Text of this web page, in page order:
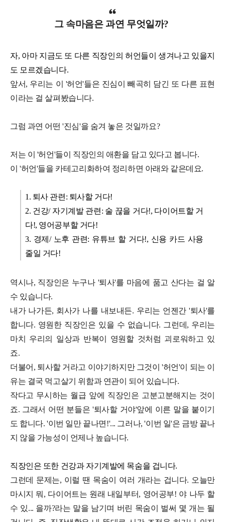
그 속마음은 과연 무엇일까?
자, 아마 지금도 또 다른 직장인의 허언들이 생겨나고 있을지
도 모르겠습니다.
앞서, 우리는 이 '허언'들은 진심이 빼곡히 담긴 또 다른 표현
이라는 걸 살펴봤습니다.
그럼 과연 어떤 '진심'을 숨겨 놓은 것일까요?
저는 이 '허언'들이 직장인의 애환을 담고 있다고 봅니다.
이 '허언'들을 카테고리화하여 정리하면 아래와 같은데요.
1. 퇴사 관련: 퇴사할 거다!
2. 건강/ 자기계발 관련: 술 끊을 거다!, 다이어트할 거
다!, 영어공부할 거다!
3. 경제/ 노후 관련: 유튜브 할 거다!, 신용 카드 사용
줄일 거다!
역시나, 직장인은 누구나 '퇴사'를 마음에 품고 산다는 걸 알
수 있습니다.
내가 나가든, 회사가 나를 내보내든. 우리는 언젠간 '퇴사'를
합니다. 영원한 직장인은 있을 수 없습니다. 그런데, 우리는
마치 우리의 일상과 반복이 영원할 것처럼 괴로워하고 있
죠.
더불어, 퇴사할 거라고 이야기하지만 그것이 '허언'이 되는 이
유는 결국 먹고살기 위함과 연관이 되어 있습니다.
작다고 무시하는 월급 앞에 직장인은 고분고분해지는 것이
죠. 그래서 어떤 분들은 '퇴사할 거야'앞에 이른 말을 붙이기
도 합니다. '이번 일만 끝나면!'... 그러나, '이번 일'은 금방 끝나
지 않을 가능성이 언제나 높습니다.
직장인은 또한 건강과 자기계발에 목숨을 겁니다.
그런데 문제는, 이럴 땐 목숨이 여러 개라는 겁니다. 오늘만
마시지 뭐, 다이어트는 원래 내일부터, 영어공부! 야 나두 할
수 있... 을까?라는 말을 남기며 버린 목숨이 벌써 몇 개는 될